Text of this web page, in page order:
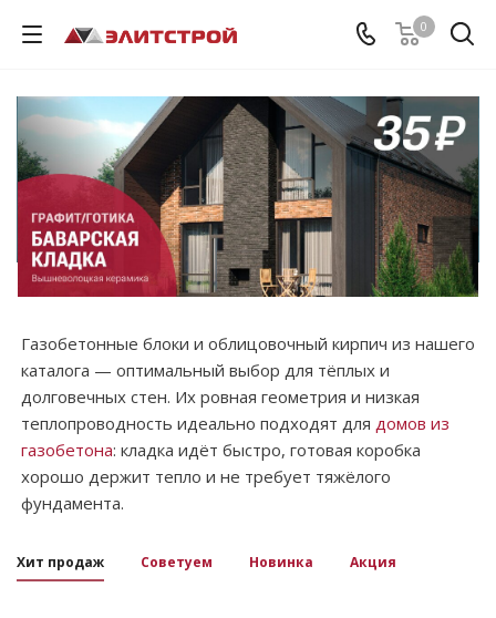
0
Газобетонные блоки и облицовочный кирпич из нашего
каталога — оптимальный выбор для тёплых и
долговечных стен. Их ровная геометрия и низкая
теплопроводность идеально подходят для домов из
газобетона: кладка идёт быстро, готовая коробка
хорошо держит тепло и не требует тяжёлого
фундамента.
Хит продаж Советуем Новинка Акция